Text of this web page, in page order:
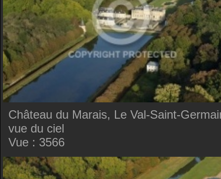
Château du Marais, Le Val-Saint-
vue du ciel
Vue : 3566